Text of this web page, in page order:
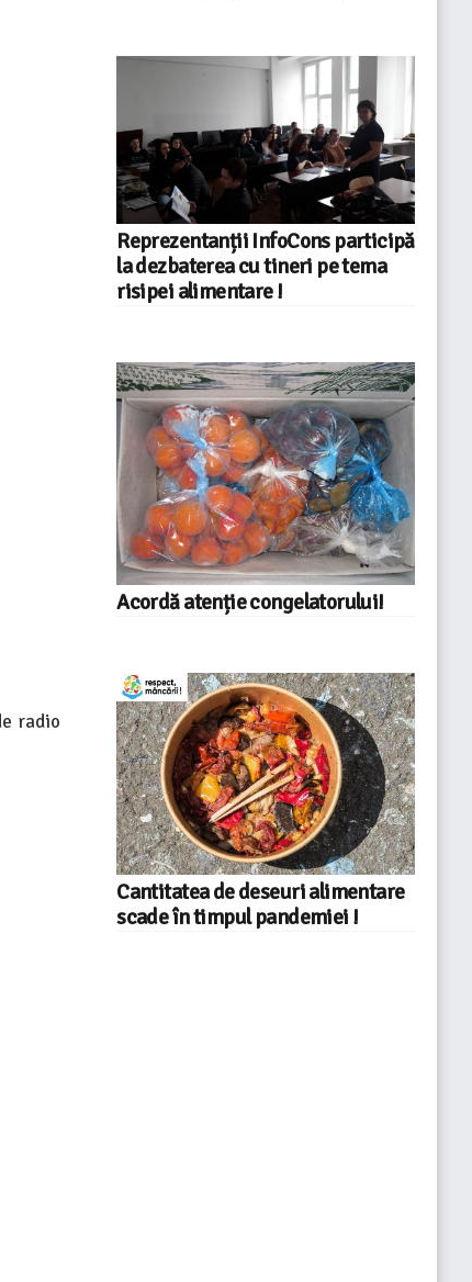
radio
Reprezentanții InfoCons participă
la dezbaterea cu tineri pe tema
risipei alimentare !
Acordă atenție congelatorului!
Cantitatea de deseuri alimentare
scade în timpul pandemiei !